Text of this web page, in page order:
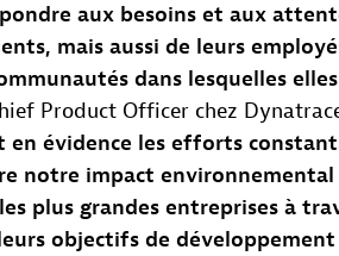
aux besoins et aux
mais aussi de leurs
dans lesquelles
Product Officer chez
évidence les efforts
notre impact
plus grandes entreprises à
objectifs de